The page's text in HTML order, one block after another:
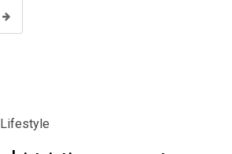
Lifestyle